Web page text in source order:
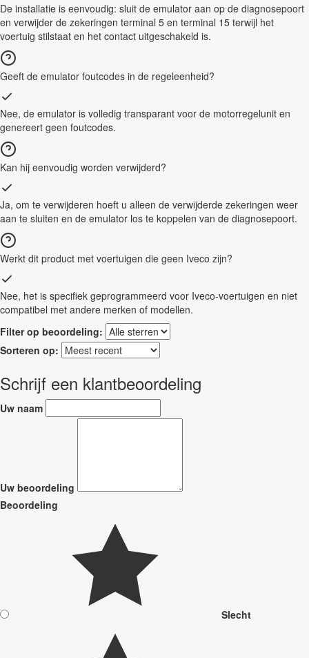
De installatie is eenvoudig: sluit de emulator aan op de diagnosepoort
en verwijder de zekeringen terminal 5 en terminal 15 terwijl het
voertuig stilstaat en het contact uitgeschakeld is.
Geeft de emulator foutcodes in de regeleenheid?
Nee, de emulator is volledig transparant voor de motorregelunit en
genereert geen foutcodes.
Kan hij eenvoudig worden verwijderd?
Ja, om te verwijderen hoeft u alleen de verwijderde zekeringen weer
aan te sluiten en de emulator los te koppelen van de diagnosepoort.
Werkt dit product met voertuigen die geen Iveco zijn?
Nee, het is specifiek geprogrammeerd voor Iveco-voertuigen en niet
compatibel met andere merken of modellen.
Filter op beoordeling:
Sorteren op:
Schrijf een klantbeoordeling
Uw naam
Uw beoordeling
Beoordeling
Slecht